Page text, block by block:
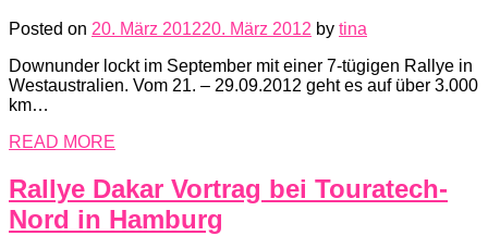
Posted on 20. März 201220. März 2012 by tina
Downunder lockt im September mit einer 7-tügigen Rallye in
Westaustralien. Vom 21. – 29.09.2012 geht es auf über 3.000
km…
READ MORE
Rallye Dakar Vortrag bei Touratech-
Nord in Hamburg